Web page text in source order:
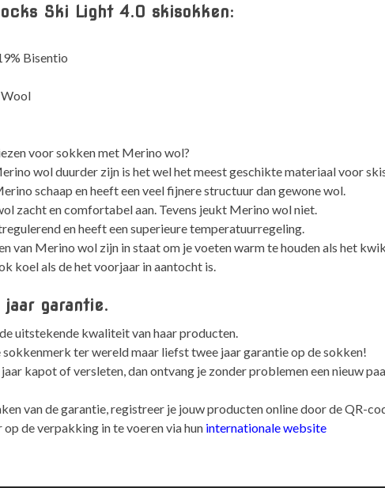
Ski Light 4.0 skisokken:
Bisentio
voor sokken met Merino wol?
wol duurder zijn is het wel het meest geschikte materiaal voor
schaap en heeft een veel fijnere structuur dan gewone wol.
zacht en comfortabel aan. Tevens jeukt Merino wol niet.
en heeft een superieure temperatuurregeling.
van Merino wol zijn in staat om je voeten warm te houden als het
koel als de het voorjaar in aantocht is.
garantie.
uitstekende kwaliteit van haar producten.
sokkenmerk ter wereld maar liefst twee jaar garantie op de sokken!
kapot of versleten, dan ontvang je zonder problemen een nieuw
van de garantie, registreer je jouw producten online door de QR-
de verpakking in te voeren via hun internationale website